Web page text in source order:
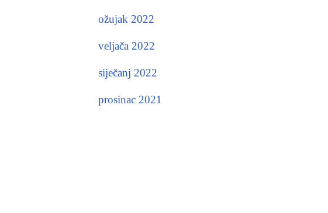
ožujak 2022
veljača 2022
siječanj 2022
prosinac 2021